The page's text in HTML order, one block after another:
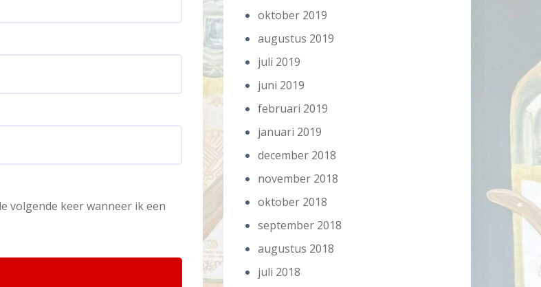
volgende keer wanneer ik een
oktober 2019
augustus 2019
juli 2019
juni 2019
februari 2019
januari 2019
december 2018
november 2018
oktober 2018
september 2018
augustus 2018
juli 2018